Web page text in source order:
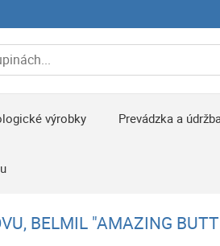
výrobky Prevádzka a
BELMIL "AMAZING